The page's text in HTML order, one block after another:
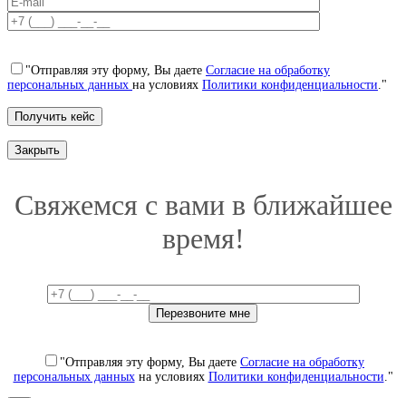
"Отправляя эту форму, Вы даете Согласие на обработку
персональных данных на условиях Политики конфиденциальности ."
Закрыть
Свяжемся с вами в ближайшее
время!
"Отправляя эту форму, Вы даете Согласие на обработку
персональных данныхна условиях Политики конфиденциальности ."